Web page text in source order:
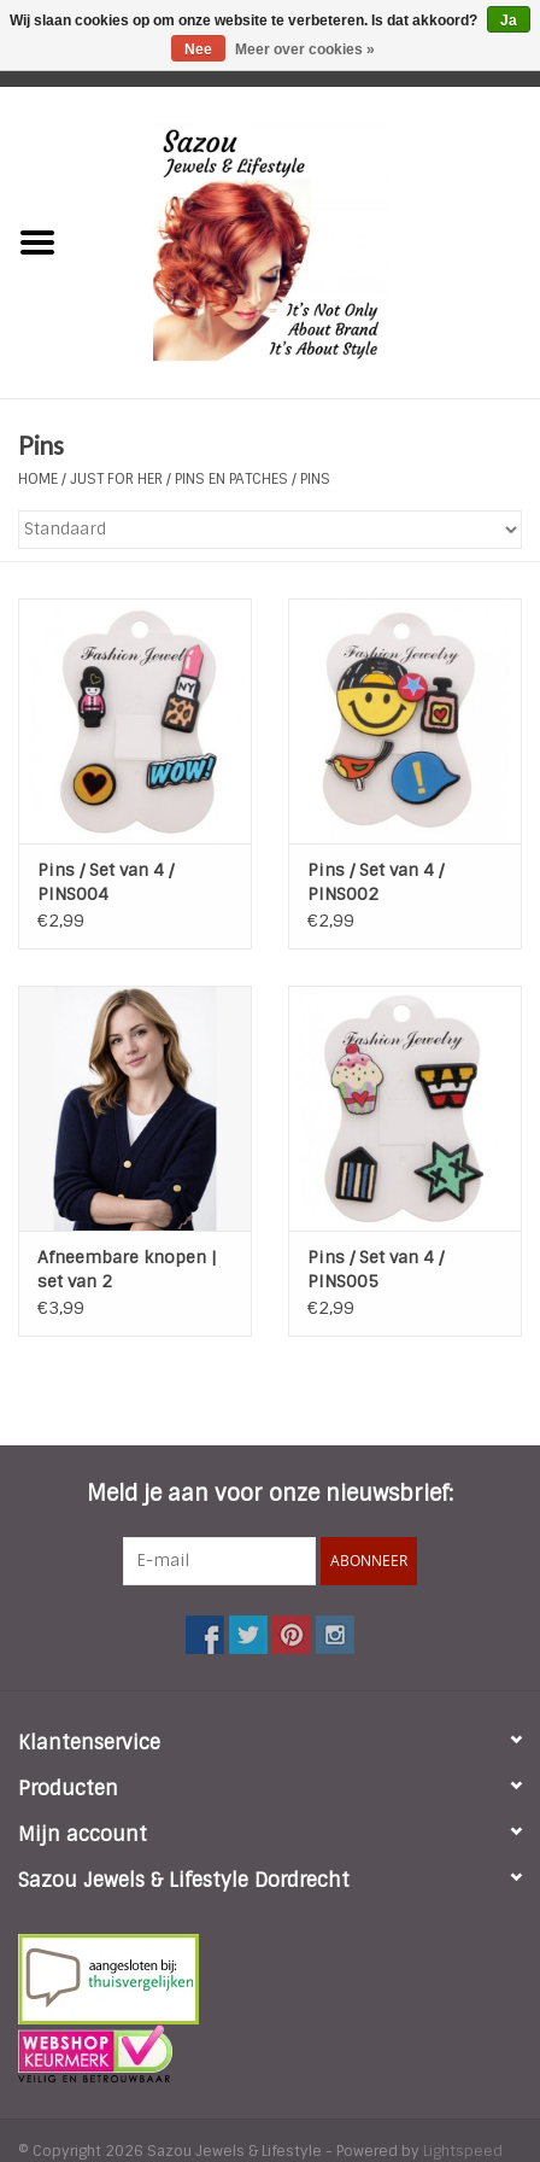
Just for Him
Plus Size Sieraden
Enkelbandjes
Haaraccesoires
Zonnebrillen
Fashion
ON THE BEACH
Charmin*s
Ohlala Jewels
LIFESTYLE PRODUCTEN
INSPIRATIE
SALE
Blog
Pins
HOME/JUST FOR HER / PINS EN PATCHES / PINS
Pins / Set van 4 /
PINS004
€2,99
Pins / Set van 4 /
PINS002
€2,99
Afneembare knopen |
set van 2
€3,99
Pins / Set van 4 /
PINS005
€2,99
Meld je aan voor onze nieuwsbrief:
ABONNEER
Klantenservice
Producten
Mijn account
Sazou Jewels & Lifestyle Dordrecht
© Copyright 2026 Sazou Jewels & Lifestyle - Powered by Lightspeed
Wij slaan cookies op om onze website te verbeteren. Is dat akkoord?
Ja
Nee
Meer over cookies »